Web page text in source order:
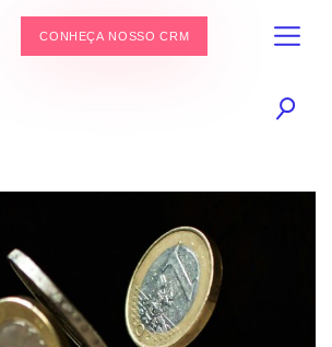
CONHEÇA NOSSO CRM